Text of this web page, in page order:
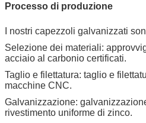
Processo di produzione
I nostri capezzoli galvanizzati
Selezione dei materiali:
acciaio al carbonio certificati.
Taglio e filettatura: taglio e
macchine CNC.
Galvanizzazione:
rivestimento uniforme di zinco.